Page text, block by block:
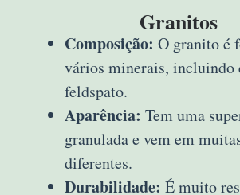
Granitos
Composição: O granito é
vários minerais, incluindo
feldspato.
Aparência: Tem uma
granulada e vem em
diferentes.
Durabilidade: É muito